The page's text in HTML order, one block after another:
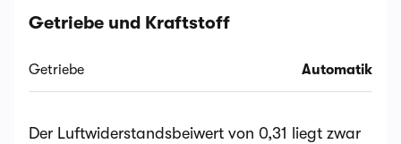
Getriebe und Kraftstoff
Getriebe Automatik
Der Luftwiderstandsbeiwert von 0,31 liegt zwar